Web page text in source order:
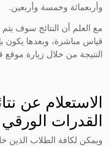
وأربعمائة وخمسة وأربعين.
مع العلم أن النتائج سوف
قياس مباشرة، وبعدها يكون
النتيجة من خلال زيارة
الاستعلام عن
القدرات الورقي
ويمكن لكافة الطلاب الذين